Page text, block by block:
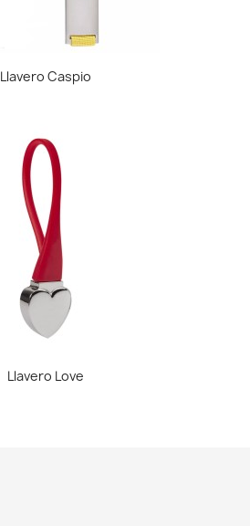
Llavero Caspio
Llavero Love